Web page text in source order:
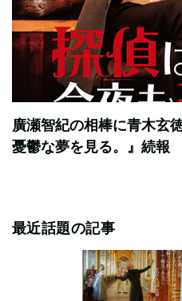
廣瀬智紀の相棒に青木玄
憂鬱な夢を見る。』続報
最近話題の記事